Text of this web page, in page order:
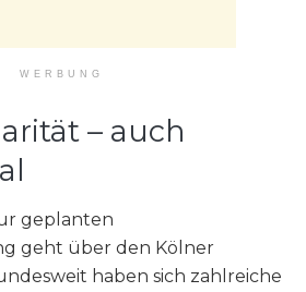
WERBUNG
– auch
geplanten
geht über den Kölner
haben sich zahlreiche